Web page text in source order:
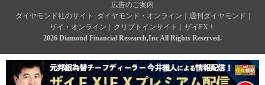
広告のご案内
ダイヤモンド社のサイト
ダイヤモンド・オンライン 週刊ダイヤモンド
ザイ・オンライン
クリプトインサイト
ザイFX！
2026 Diamond Financial Research,Inc All Rights Reserved.